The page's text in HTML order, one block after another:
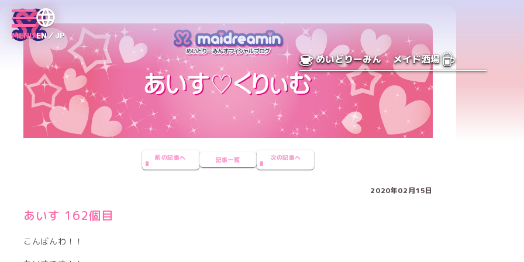
MENUEN／JP
めいどりーみん メイド酒場
前の記事へ 記事一覧 次の記事へ
2020年02月15日
あいす 162個目
こんばんわ！！